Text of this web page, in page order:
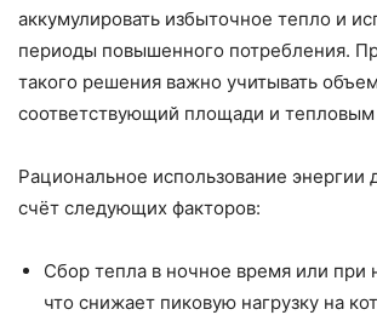
аккумулировать избыточное тепло и
периоды повышенного потребления.
такого решения важно учитывать
соответствующий площади и тепловым
Рациональное использование энергии
счёт следующих факторов:
Сбор тепла в ночное время или при
что снижает пиковую нагрузку на